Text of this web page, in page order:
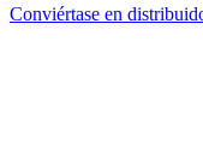
Conviértase en